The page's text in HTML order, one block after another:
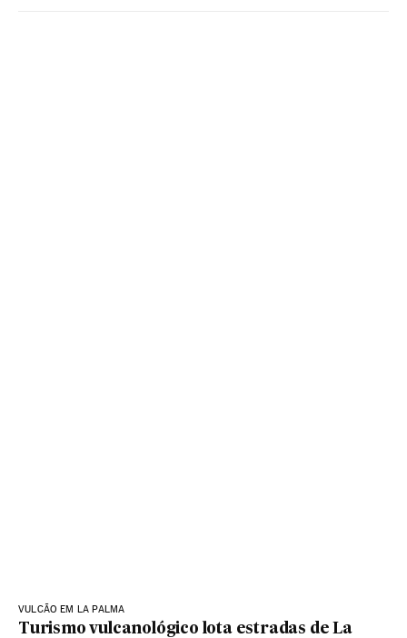
VULCÃO EM LA PALMA
Turismo vulcanológico lota estradas de La